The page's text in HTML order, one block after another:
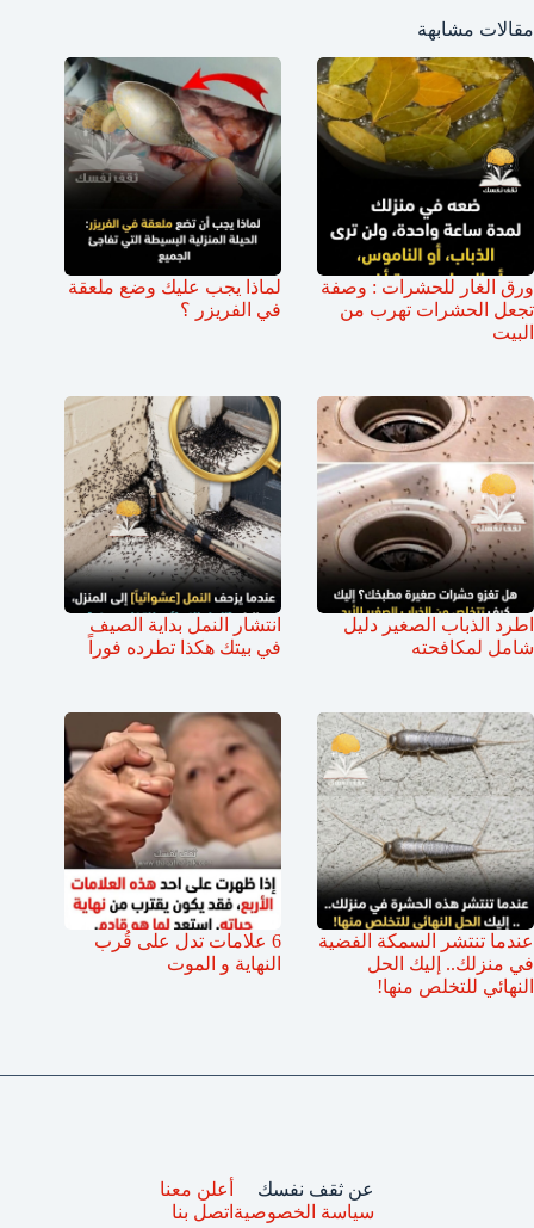
مقالات مشابهة
ورق الغار للحشرات : وصفة
تجعل الحشرات تهرب من
البيت
لماذا يجب عليك وضع ملعقة
في الفريزر ؟
اطرد الذباب الصغير دليل
شامل لمكافحته
انتشار النمل بداية الصيف
في بيتك هكذا تطرده فوراً
عندما تنتشر السمكة الفضية
في منزلك.. إليك الحل
النهائي للتخلص منها!
6 علامات تدل على قُرب
النهاية و الموت
عن ثقف نفسك
سياسة الخصوصية
أعلن معنا
اتصل بنا